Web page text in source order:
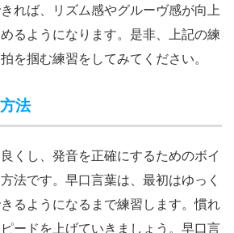
れば、リズム感やグルーヴ感が向上
るようになります。是非、上記の練
を掴む練習をしてみてください。
法
くし、発音を正確にするためのボイ
法です。早口言葉は、最初はゆっく
るようになるまで練習します。慣れ
ードを上げていきましょう。早口言